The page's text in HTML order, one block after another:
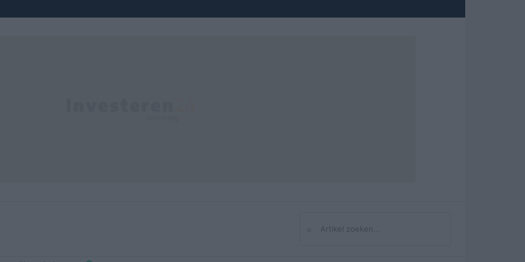
Zoeken